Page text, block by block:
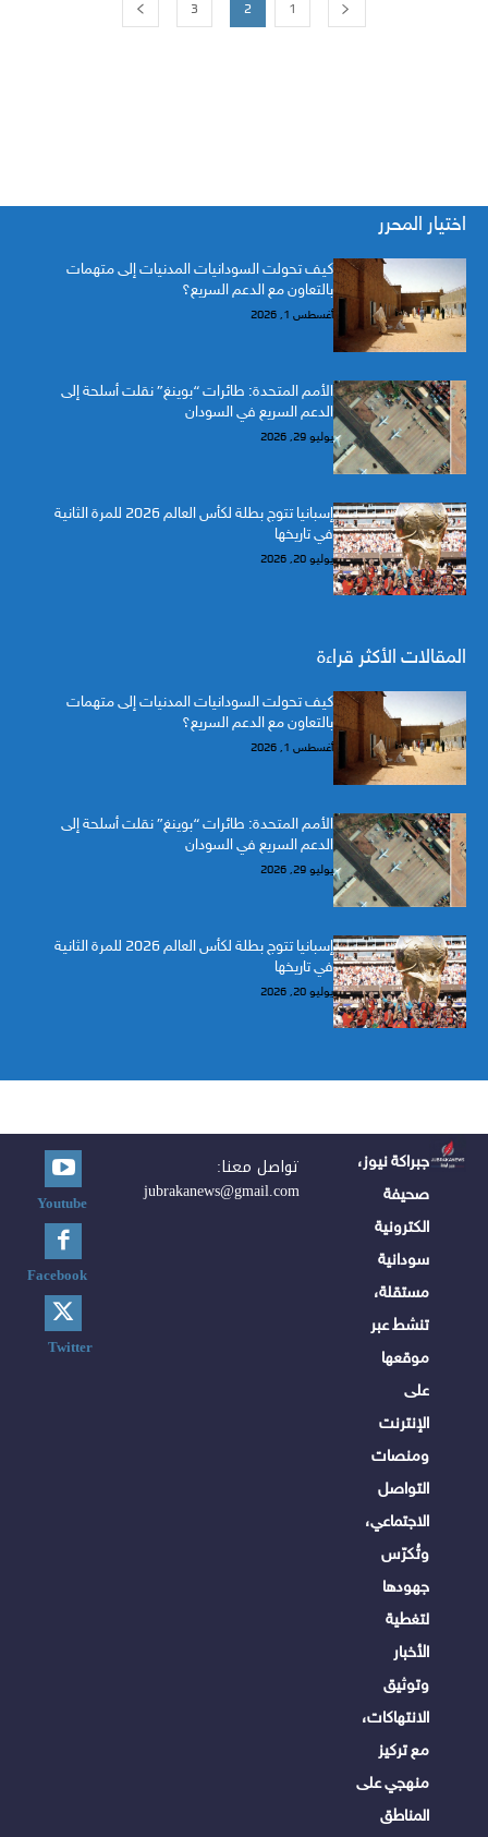
1
2
3
اختيار المحرر
كيف تحولت السودانيات المدنيات إلى متهمات
بالتعاون مع الدعم السريع؟
أغسطس 1, 2026
الأمم المتحدة: طائرات “بوينغ” نقلت أسلحة إلى
الدعم السريع في السودان
يوليو 29, 2026
إسبانيا تتوج بطلة لكأس العالم 2026 للمرة الثانية
في تاريخها
يوليو 20, 2026
المقالات الأكثر قراءة
كيف تحولت السودانيات المدنيات إلى متهمات
بالتعاون مع الدعم السريع؟
أغسطس 1, 2026
الأمم المتحدة: طائرات “بوينغ” نقلت أسلحة إلى
الدعم السريع في السودان
يوليو 29, 2026
إسبانيا تتوج بطلة لكأس العالم 2026 للمرة الثانية
في تاريخها
يوليو 20, 2026
جبراكة نيوز،
صحيفة
الكترونية
سودانية
مستقلة،
تنشط عبر
موقعها
على
الإنترنت
ومنصات
التواصل
الاجتماعي،
وتُكرّس
جهودها
لتغطية
الأخبار
وتوثيق
الانتهاكات،
مع تركيز
منهجي على
المناطق
تواصل معنا:
jubrakanews@gmail.com
Youtube
Facebook
Twitter